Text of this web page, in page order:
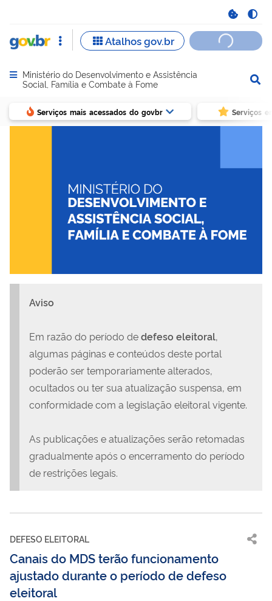
Abrir menu principal de navegação
Ministério do Desenvolvimento e Assistência
Social, Família e Combate à Fome
Serviços mais acessados do govbr Serviços
Aviso
Em razão do período dedefeso eleitoral,
algumas páginas e conteúdos deste portal
poderão ser temporariamente alterados,
ocultados ou ter sua atualização suspensa, em
conformidade com a legislação eleitoral vigente.
As publicações e atualizações serão retomadas
gradualmente após o encerramento do período
de restrições legais.
DEFESO ELEITORAL
Canais do MDS terão funcionamento
ajustado durante o período de defeso
eleitoral